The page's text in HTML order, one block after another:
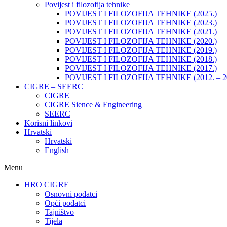
Povijest i filozofija tehnike
POVIJEST I FILOZOFIJA TEHNIKE (2025.)
POVIJEST I FILOZOFIJA TEHNIKE (2023.)
POVIJEST I FILOZOFIJA TEHNIKE (2021.)
POVIJEST I FILOZOFIJA TEHNIKE (2020.)
POVIJEST I FILOZOFIJA TEHNIKE (2019.)
POVIJEST I FILOZOFIJA TEHNIKE (2018.)
POVIJEST I FILOZOFIJA TEHNIKE (2017.)
POVIJEST I FILOZOFIJA TEHNIKE (2012. –
CIGRE – SEERC
CIGRE
CIGRE Sience & Engineering
SEERC
Korisni linkovi
Hrvatski
Hrvatski
English
Menu
HRO CIGRE
Osnovni podatci​
Opći podatci
Tajništvo
Tijela